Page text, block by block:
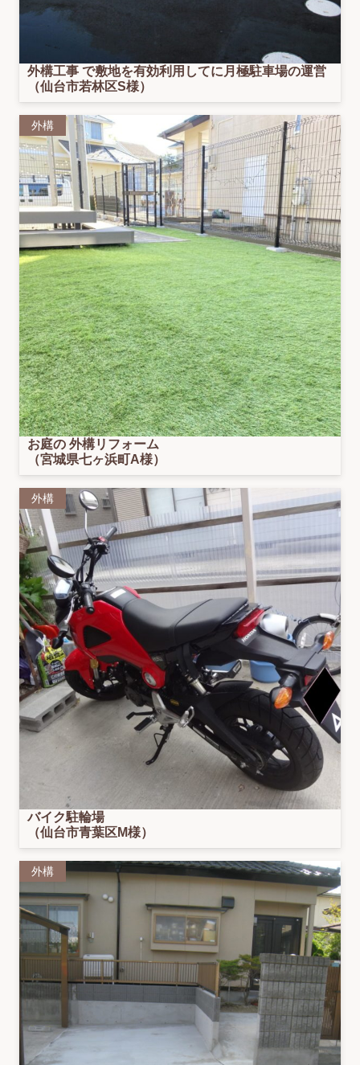
外構工事 で敷地を有効利用してに月極駐車場の運営
（仙台市若林区S様）
外構
お庭の 外構リフォーム
（宮城県七ヶ浜町A様）
外構
バイク駐輪場
（仙台市青葉区M様）
外構